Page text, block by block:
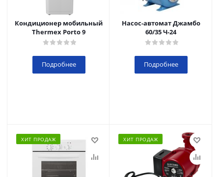
Кондиционер мобильный
Thermex Porto 9
Подробнее
Насос-автомат Джамбо
60/35 Ч-24
Подробнее
ХИТ ПРОДАЖ ХИТ ПРОДАЖ